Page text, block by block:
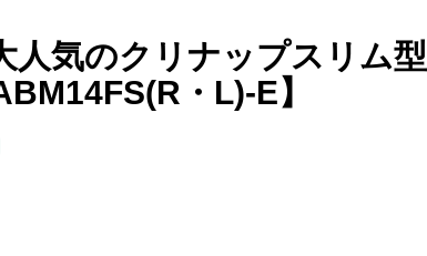
人気のクリナップスリム
・L)-E】